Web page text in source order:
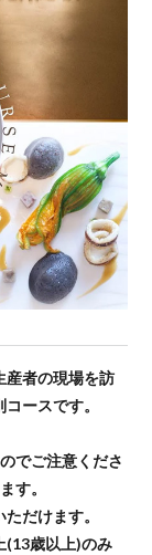
産者の現場を訪
ースです。
でご注意くださ
す。
だけます。
(13歳以上)のみ